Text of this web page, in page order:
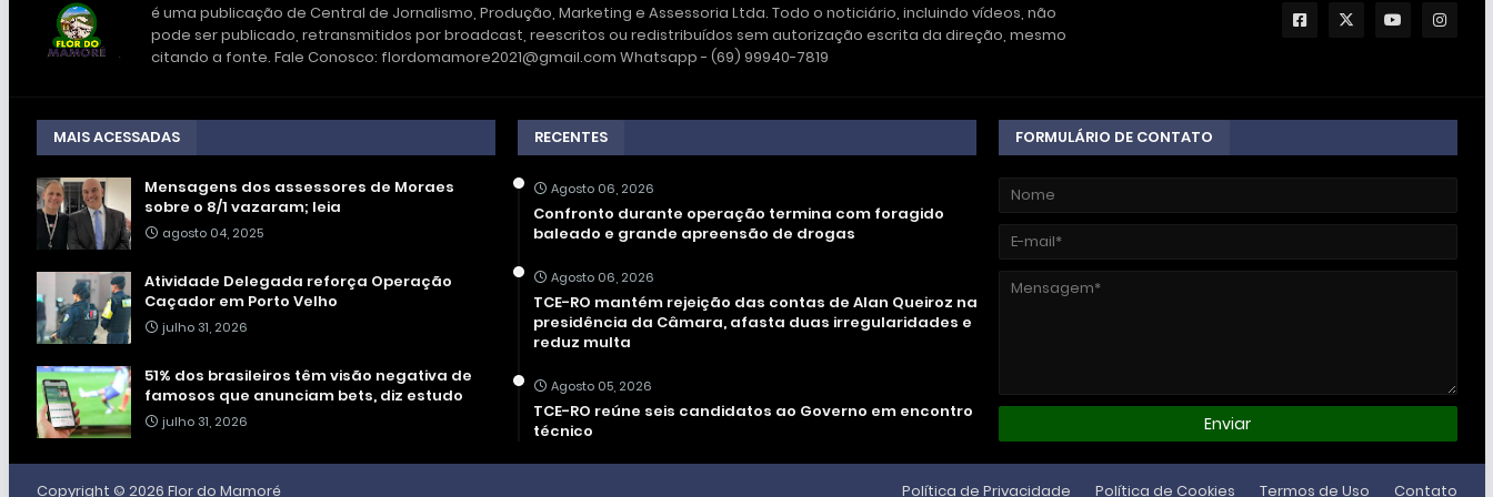
é uma publicação de Central de Jornalismo, Produção, Marketing e Assessoria Ltda. Todo o noticiário, incluindo vídeos, não
pode ser publicado, retransmitidos por broadcast, reescritos ou redistribuídos sem autorização escrita da direção, mesmo
citando a fonte. Fale Conosco: flordomamore2021@gmail.com Whatsapp - (69) 99940-7819
MAIS ACESSADAS
Mensagens dos assessores de Moraes
sobre o 8/1 vazaram; leia
agosto 04, 2025
Atividade Delegada reforça Operação
Caçador em Porto Velho
julho 31, 2026
51% dos brasileiros têm visão negativa de
famosos que anunciam bets, diz estudo
julho 31, 2026
RECENTES
Agosto 06, 2026
Confronto durante operação termina com foragido
baleado e grande apreensão de drogas
Agosto 06, 2026
TCE-RO mantém rejeição das contas de Alan Queiroz na
presidência da Câmara, afasta duas irregularidades e
reduz multa
Agosto 05, 2026
TCE-RO reúne seis candidatos ao Governo em encontro
técnico
FORMULÁRIO DE CONTATO
Copyright © 2026 Flor do Mamoré Política de Privacidade Política de Cookies Termos de Uso Contato